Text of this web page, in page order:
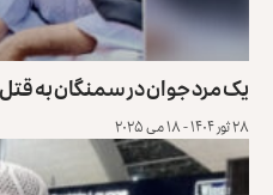
یک مرد جوان در سمنگان به
۲۸ ثور ۱۴۰۴ - ۱۸ می ۲۰۲۵